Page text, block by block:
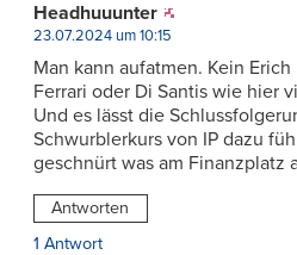
Headhuuunter
23.07.2024 um 10:15
Man kann aufatmen. Kein
Ferrari oder Di Santis wie hier
Und es lässt die
Schwurblerkurs von IP dazu
geschnürt was am Finanzplatz
Antworten
1 Antwort